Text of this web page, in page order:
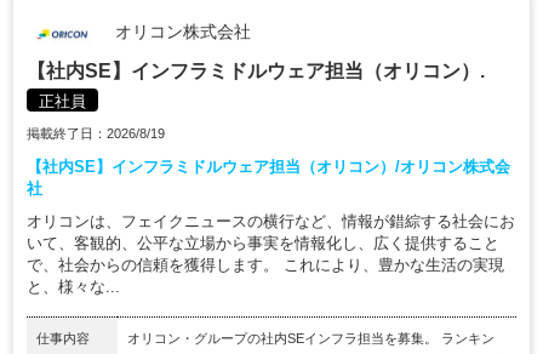
オリコン株式会社
【社内SE】インフラミドルウェア担当（オリコン）.
正社員
掲載終了日：2026/8/19
【社内SE】インフラミドルウェア担当（オリコン）/オリコン株式会
社
オリコンは、フェイクニュースの横行など、情報が錯綜する社会にお
いて、客観的、公平な立場から事実を情報化し、広く提供すること
で、社会からの信頼を獲得します。 これにより、豊かな生活の実現
と、様々な...
仕事内容
オリコン・グループの社内SEインフラ担当を募集。 ランキン